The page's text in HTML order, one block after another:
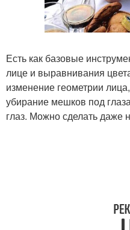
Есть как базовые
лице и выравнивания
изменение геометрии
убирание мешков под
глаз. Можно сделать даже